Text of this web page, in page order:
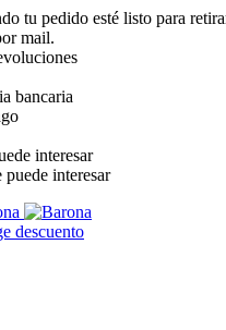
tu pedido esté listo para
mail.
bancaria
interesar